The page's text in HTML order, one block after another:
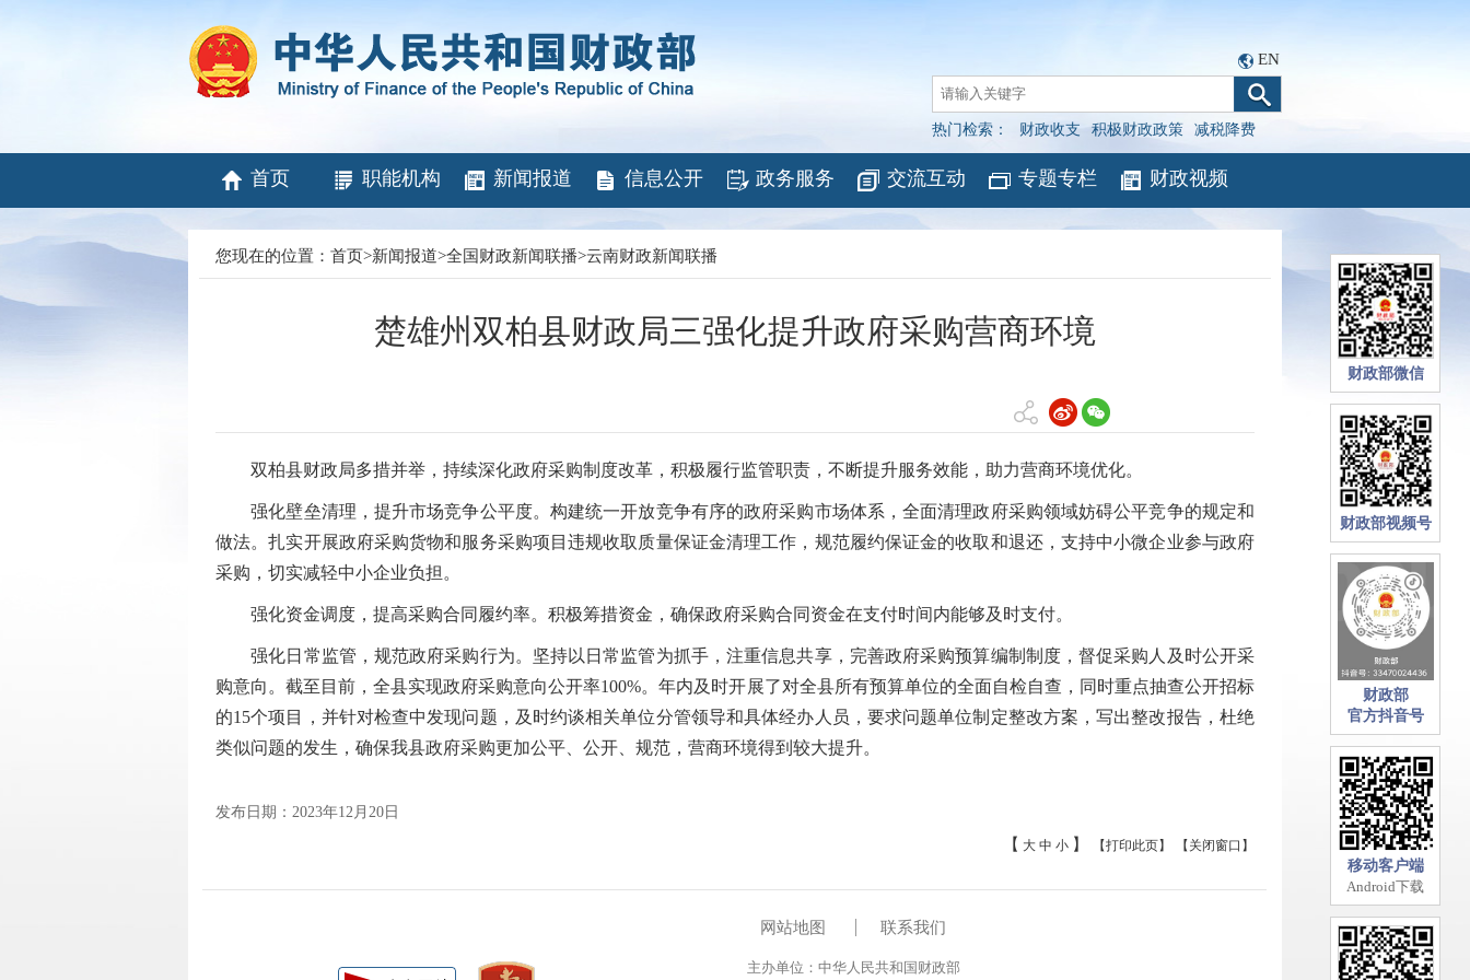
EN
热门检索： 财政收支 积极财政政策 减税降费
首页 职能机构 新闻报道 信息公开 政务服务 交流互动 专题专栏 财政视频
您现在的位置： 首页>新闻报道>全国财政新闻联播>云南财政新闻联播
楚雄州双柏县财政局三强化提升政府采购营商环境
双柏县财政局多措并举，持续深化政府采购制度改革，积极履行监管职责，不断提升服务效能，助力营商环境优化。
强化壁垒清理，提升市场竞争公平度。构建统一开放竞争有序的政府采购市场体系，全面清理政府采购领域妨碍公平竞争的规定和
做法。扎实开展政府采购货物和服务采购项目违规收取质量保证金清理工作，规范履约保证金的收取和退还，支持中小微企业参与政府
采购，切实减轻中小企业负担。
强化资金调度，提高采购合同履约率。积极筹措资金，确保政府采购合同资金在支付时间内能够及时支付。
强化日常监管，规范政府采购行为。坚持以日常监管为抓手，注重信息共享，完善政府采购预算编制制度，督促采购人及时公开采
购意向。截至目前，全县实现政府采购意向公开率100%。年内及时开展了对全县所有预算单位的全面自检自查，同时重点抽查公开招标
的15个项目，并针对检查中发现问题，及时约谈相关单位分管领导和具体经办人员，要求问题单位制定整改方案，写出整改报告，杜绝
类似问题的发生，确保我县政府采购更加公平、公开、规范，营商环境得到较大提升。
发布日期：2023年12月20日
【 大 中 小 】 【打印此页】 【关闭窗口】
网站地图 联系我们
主办单位：中华人民共和国财政部
财政部微信
财政部视频号
财政部
官方抖音号
移动客户端
Android下载